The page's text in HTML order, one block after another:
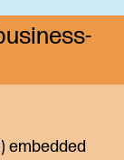
embedded